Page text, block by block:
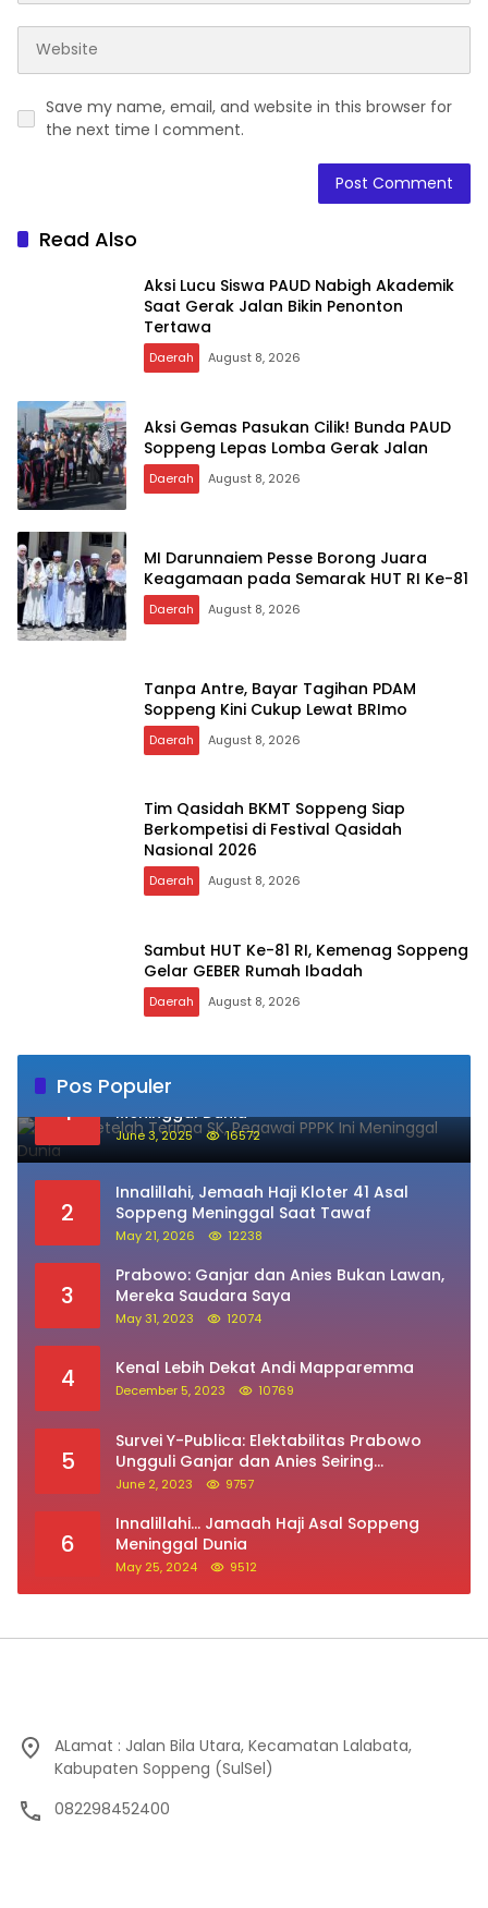
Save my name, email, and website in this browser for
the next time I comment.
Read Also
Aksi Lucu Siswa PAUD Nabigh Akademik
Saat Gerak Jalan Bikin Penonton
Tertawa
Daerah August 8, 2026
Aksi Gemas Pasukan Cilik! Bunda PAUD
Soppeng Lepas Lomba Gerak Jalan
Daerah August 8, 2026
MI Darunnaiem Pesse Borong Juara
Keagamaan pada Semarak HUT RI Ke-81
Daerah August 8, 2026
Tanpa Antre, Bayar Tagihan PDAM
Soppeng Kini Cukup Lewat BRImo
Daerah August 8, 2026
Tim Qasidah BKMT Soppeng Siap
Berkompetisi di Festival Qasidah
Nasional 2026
Daerah August 8, 2026
Sambut HUT Ke-81 RI, Kemenag Soppeng
Gelar GEBER Rumah Ibadah
Daerah August 8, 2026
Pos Populer
1
Sehari Setelah Terima SK, Pegawai PPPK Ini
Meninggal Dunia
June 3, 2025 16572
2
Innalillahi, Jemaah Haji Kloter 41 Asal
Soppeng Meninggal Saat Tawaf
May 21, 2026 12238
3
Prabowo: Ganjar dan Anies Bukan Lawan,
Mereka Saudara Saya
May 31, 2023 12074
4 Kenal Lebih Dekat Andi Mapparemma
December 5, 2023 10769
5
Survei Y-Publica: Elektabilitas Prabowo
Ungguli Ganjar dan Anies Seiring
Kepuasan Terhadap Jokowi Naik
June 2, 2023 9757
6
Innalillahi… Jamaah Haji Asal Soppeng
Meninggal Dunia
May 25, 2024 9512
ALamat : Jalan Bila Utara, Kecamatan Lalabata,
Kabupaten Soppeng (SulSel)
082298452400